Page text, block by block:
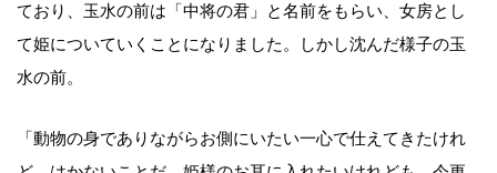
ており、玉水の前は「中将の君」と名前をもらい、女房とし
て姫についていくことになりました。しかし沈んだ様子の玉
水の前。
「動物の身でありながらお側にいたい一心で仕えてきたけれ